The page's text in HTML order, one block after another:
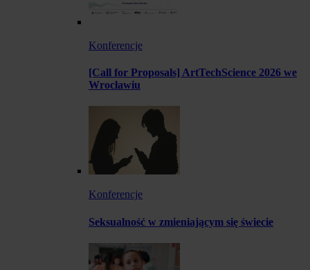
Konferencje
[Call for Proposals] ArtTechScience 2026 we
Wrocławiu
Konferencje
Seksualność w zmieniającym się świecie